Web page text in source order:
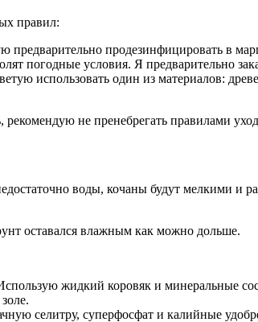
правил:
продезинфицировать в
погодные условия. Я предварительно
использовать один из материалов:
не пренебрегать правилами
воды, кочаны будут мелкими
оставался влажным как можно дольше.
жидкий коровяк и минеральные
селитру, суперфосфат и калийные